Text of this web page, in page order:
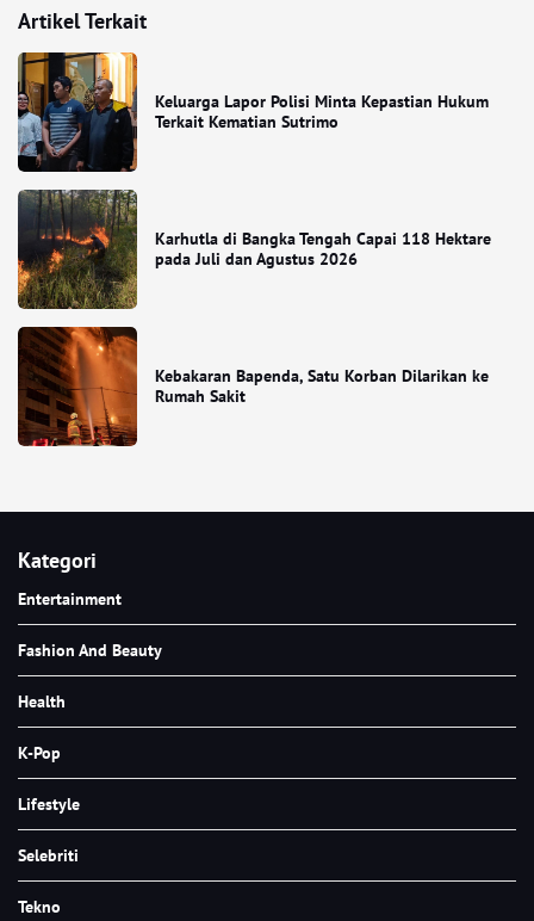
Artikel Terkait
Keluarga Lapor Polisi Minta Kepastian Hukum
Terkait Kematian Sutrimo
Karhutla di Bangka Tengah Capai 118 Hektare
pada Juli dan Agustus 2026
Kebakaran Bapenda, Satu Korban Dilarikan ke
Rumah Sakit
Kategori
Entertainment
Fashion And Beauty
Health
K-Pop
Lifestyle
Selebriti
Tekno